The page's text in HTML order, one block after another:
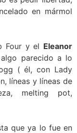
en mármol
Four y el Eleanor
parecido a lo
( él, con Lady
líneas y líneas de
melting pot,
que ya lo fue en